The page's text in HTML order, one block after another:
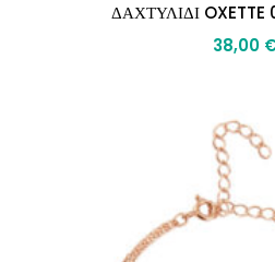
ΔΑΧΤΥΛΙΔΙ
38,00